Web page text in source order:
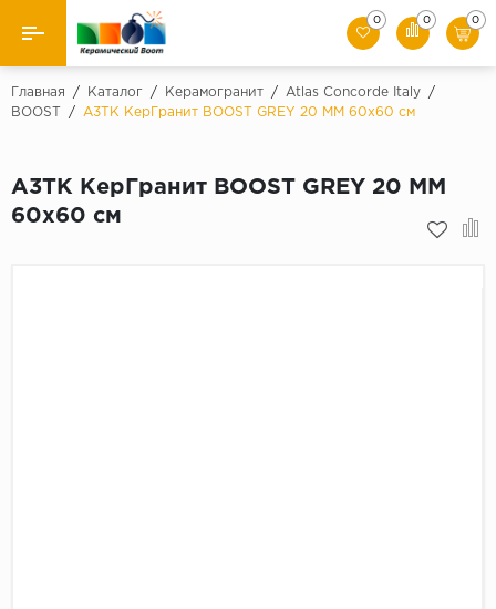
Назад
Керамическая плитка
0 0 0
Главная / Каталог / Керамогранит / Atlas Concorde Italy
/
BOOST
/ A3TK КерГранит BOOST GREY 20 MM 60x60 см
A3TK КерГранит BOOST GREY 20 MM
60x60 см